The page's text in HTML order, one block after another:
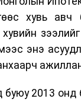
хувь
энэ
2013 онд